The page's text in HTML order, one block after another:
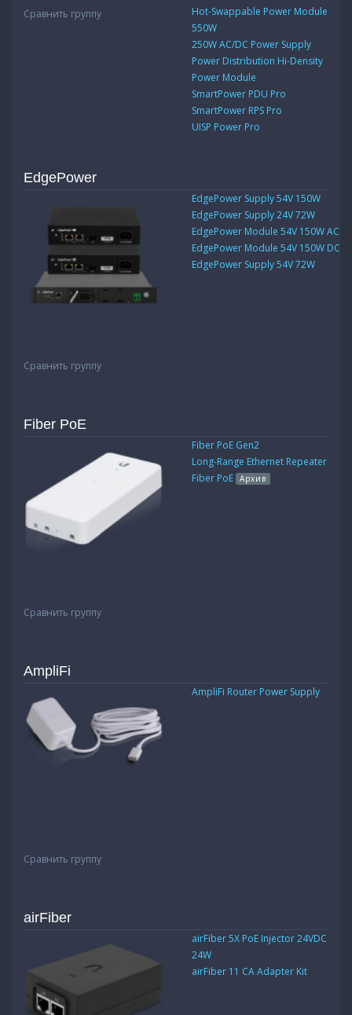
Сравнить группу
Hot-Swappable Power Module
550W
250W AC/DC Power Supply
Power Distribution Hi-Density
Power Module
SmartPower PDU Pro
SmartPower RPS Pro
UISP Power Pro
EdgePower
Сравнить группу
EdgePower Supply 54V 150W
EdgePower Supply 24V 72W
EdgePower Module 54V 150W AC
EdgePower Module 54V 150W DC
EdgePower Supply 54V 72W
Fiber PoE
Сравнить группу
Fiber PoE Gen2
Long-Range Ethernet Repeater
Fiber PoE Архив
AmpliFi
Сравнить группу
AmpliFi Router Power Supply
airFiber
airFiber 5X PoE Injector 24VDC
24W
airFiber 11 CA Adapter Kit